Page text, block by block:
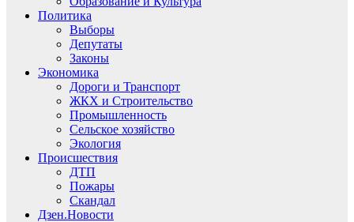
Политика
Выборы
Депутаты
Законы
Экономика
Дороги и Транспорт
ЖКХ и Строительство
Промышленность
Сельское хозяйство
Экология
Происшествия
ДТП
Пожары
Скандал
Дзен.Новости